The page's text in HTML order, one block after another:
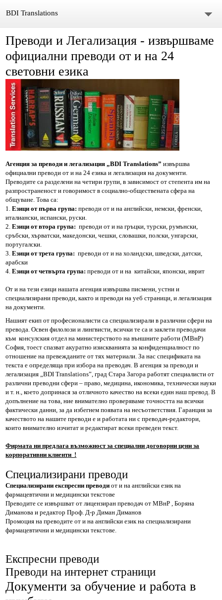
BDI Translations
За мен
Контакт
новини преводи
Преводи и легализации
Официални Преводи
Work and Travel
Визи за Канада и САЩ
Курсове по английски
Езикови услуги
Преводи Онлайн
on-line translations EN
Преводи и Легализация - извършваме
официални преводи от и на 24
световни езика
Агенция за преводи и легализация „BDI Translations” извършва
официални преводи от и на 24 езика и легализация на документи.
Преводите са разделени на четири групи, в зависимост от степента им на
разпространеност и говоримост в социално-обществената сфера на
общуване. Това са:
Езици от първа група: преводи от и на английски, немски, френски,
италиански, испански, руски.
Езици от втора група: преводи от и на гръцки, турски, румънски,
сръбски, хърватски, македонски, чешки, словашки, полски, унгарски,
португалски.
Езици от трета група: преводи от и на холандски, шведски, датски,
арабски
Езици от четвърта група:преводи от и на китайски, японски, иврит
От и на тези езици нашата агенция извършва писмени, устни и
специализирани преводи, както и преводи на уеб страници, и легализация
на документи.
Нашият екип от професионалисти са специализирали в различни сфери на
превода. Освен филолози и лингвисти, всички те са и заклети преводачи
към консулския отдел на министерството на външните работи (МВнР)
София, тоест спазват акуратно изискванията за конфиденциалност по
отношение на превежданите от тях материали. За нас спецификата на
текста е определяща при избора на преводач. В агенция за преводи и
легализация „BDI Translations”, град Стара Загора работят специалисти от
различни преводни сфери – право, медицина, икономика, технически науки
и т. н., което допринася за отличното качество на всеки един наш превод. В
допълнение на това, ние внимателно проверяваме точността на всички
фактически данни, за да избегнем появата на несъответствия. Гаранция за
качеството на нашите преводи е и работата ни с преводач-редактори,
които внимателно изчитат и редактират всеки преведен текст.
Фирмата ни предлага възможност за специални договорни цени за
корпоративни клиенти !
Специализирани преводи
Специализирани експресни преводи от и на английски език на
фармацевтични и медицински текстове
Преводите се извършват от лицензиран преводач от МВнР , Боряна
Диманова и редактор Проф. Д-р Диман Диманов
Промоция на преводите от и на английски език на специализирани
фармацевтични и медицински текстове.
Експресни преводи
Преводи на интернет страници
Документи за обучение и работа в